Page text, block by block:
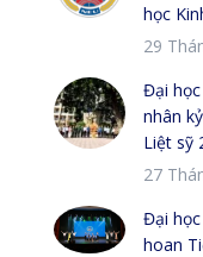
học
29
Đại
nhân
Liệt sỹ
27
Đại
hoan